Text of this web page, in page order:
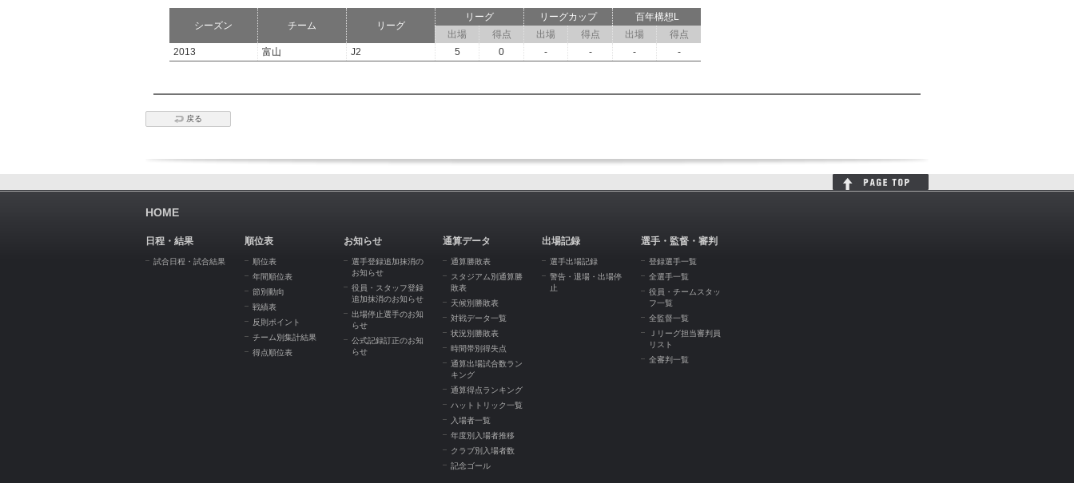
シーズン チーム リーグ
リーグ リーグカップ
百年構想L
出場
得点 出場 得点 出場
得点
2013
富山 J2 5 0 - - - -
戻る
HOME
日程・結果
試合日程・試合結果
順位表
順位表
年間順位表
節別動向
戦績表
反則ポイント
チーム別集計結果
得点順位表
お知らせ
選手登録追加抹消の
お知らせ
役員・スタッフ登録
追加抹消のお知らせ
出場停止選手のお知
らせ
公式記録訂正のお知
らせ
通算データ
通算勝敗表
スタジアム別通算勝
敗表
天候別勝敗表
対戦データ一覧
状況別勝敗表
時間帯別得失点
通算出場試合数ラン
キング
通算得点ランキング
ハットトリック一覧
入場者一覧
年度別入場者推移
クラブ別入場者数
記念ゴール
出場記録
選手出場記録
警告・退場・出場停
止
選手・監督・審判
登録選手一覧
全選手一覧
役員・チームスタッ
フ一覧
全監督一覧
Ｊリーグ担当審判員
リスト
全審判一覧